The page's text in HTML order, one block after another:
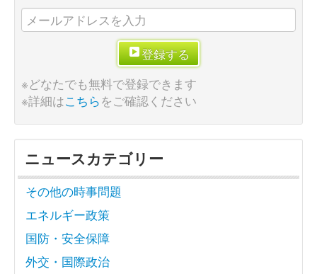
登録する
※どなたでも無料で登録できます
※詳細はこちらをご確認ください
ニュースカテゴリー
その他の時事問題
エネルギー政策
国防・安全保障
外交・国際政治